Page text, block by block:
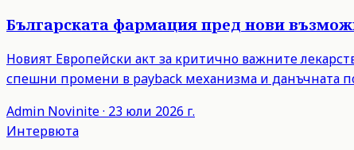
Българската фармация пред нови
Новият Европейски акт за критично важните
спешни промени в payback механизма и данъчната
Admin Novinite· 23 юли 2026 г.
Интервюта